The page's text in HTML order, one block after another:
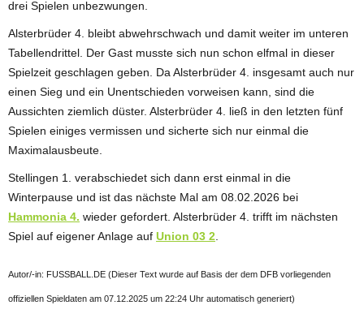
drei Spielen unbezwungen.
Alsterbrüder 4. bleibt abwehrschwach und damit weiter im unteren
Tabellendrittel. Der Gast musste sich nun schon elfmal in dieser
Spielzeit geschlagen geben. Da Alsterbrüder 4. insgesamt auch nur
einen Sieg und ein Unentschieden vorweisen kann, sind die
Aussichten ziemlich düster. Alsterbrüder 4. ließ in den letzten fünf
Spielen einiges vermissen und sicherte sich nur einmal die
Maximalausbeute.
Stellingen 1. verabschiedet sich dann erst einmal in die
Winterpause und ist das nächste Mal am 08.02.2026 bei
Hammonia 4. wieder gefordert. Alsterbrüder 4. trifft im nächsten
Spiel auf eigener Anlage auf Union 03 2
Autor/-in: FUSSBALL.DE (Dieser Text wurde auf Basis der dem DFB vorliegenden
offiziellen Spieldaten am 07.12.2025 um 22:24 Uhr automatisch generiert)